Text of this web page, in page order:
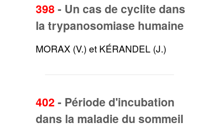
398 - Un cas de cyclite dans
la trypanosomiase humaine
MORAX (V.) et KÉRANDEL (J.)
402 - Période d'incubation
dans la maladie du sommeil